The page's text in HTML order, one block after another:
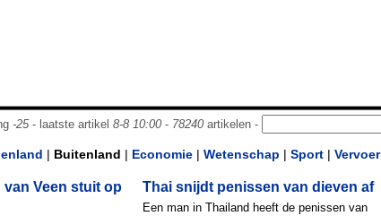
-25- laatste artikel 8-8 10:00- 78240artikelen -
| Buitenland | Economie | Wetenschap | Sport | Vervoer
van Veen stuit op
Thai snijdt penissen van dieven af
Een man in Thailand heeft de penissen van